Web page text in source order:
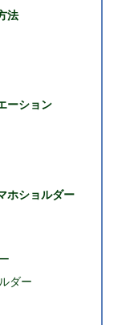
法
ーション
ホショルダー
ダー